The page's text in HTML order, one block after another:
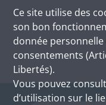
Ce site utilise des
son bon
donnée
consentements
Libertés).
Vous pouvez
d’utilisation sur le